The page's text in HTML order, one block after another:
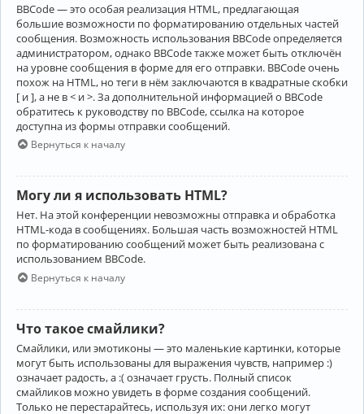
BBCode — это особая реализация HTML, предлагающая
большие возможности по форматированию отдельных частей
сообщения. Возможность использования BBCode определяется
администратором, однако BBCode также может быть отключён
на уровне сообщения в форме для его отправки. BBCode очень
похож на HTML, но теги в нём заключаются в квадратные скобки
[ и ], а не в < и >. За дополнительной информацией о BBCode
обратитесь к руководству по BBCode, ссылка на которое
доступна из формы отправки сообщений.
Вернуться к началу
Могу ли я использовать HTML?
Нет. На этой конференции невозможны отправка и обработка
HTML-кода в сообщениях. Большая часть возможностей HTML
по форматированию сообщений может быть реализована с
использованием BBCode.
Вернуться к началу
Что такое смайлики?
Смайлики, или эмотиконы — это маленькие картинки, которые
могут быть использованы для выражения чувств, например :)
означает радость, а :( означает грусть. Полный список
смайликов можно увидеть в форме создания сообщений.
Только не перестарайтесь, используя их: они легко могут